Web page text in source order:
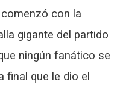
con la
gigante del partido
ningún fanático se
final que le dio el